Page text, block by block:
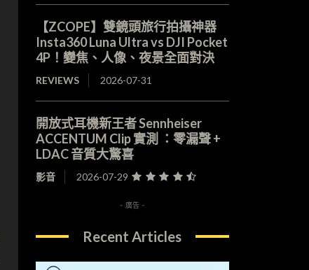
【ZCOPE】雙鏡頭旅行拍攝神器
Insta360 Luna Ultra vs DJI Pocket
4P！變焦、人像、夜景全面對決
REVIEWS 2026-07-31
開放式耳機新王者 Sennheiser
ACCENTUM Clip 實測 ：零漏聲 +
LDAC 音質大驚喜
影音 2026-07-29
- 廣告 -
Recent Articles